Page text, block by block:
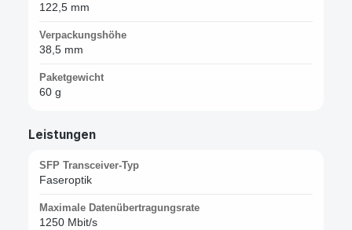
122,5 mm
Verpackungshöhe
38,5 mm
Paketgewicht
60 g
Leistungen
SFP Transceiver-Typ
Faseroptik
Maximale Datenübertragungsrate
1250 Mbit/s